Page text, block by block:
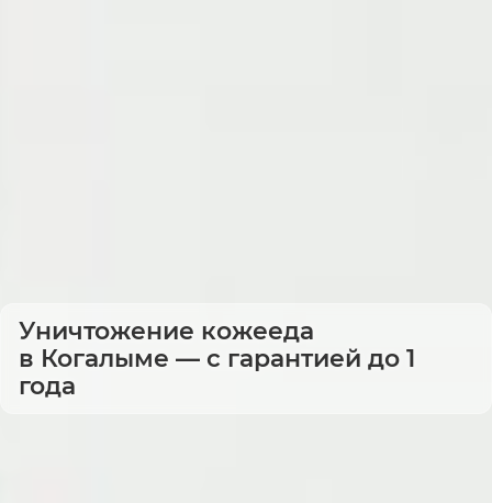
Уничтожение кожееда
в Когалыме — с гарантией до 1
года